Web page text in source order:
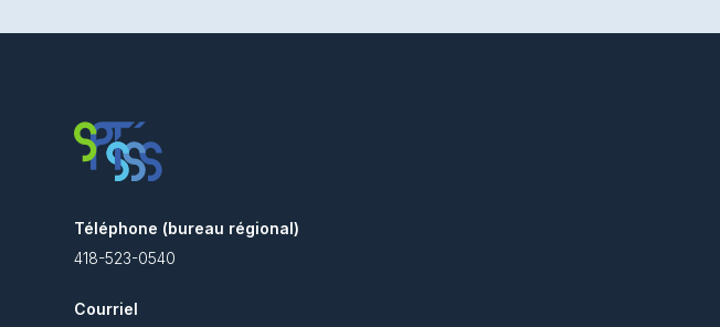
Téléphone (bureau régional)
418-523-0540
Courriel